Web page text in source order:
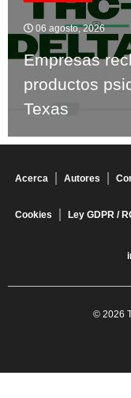
06 agosto, 2026
Empresas
productos
Texas
Acerca Autores
Cookies Ley GDPR /
© 2026